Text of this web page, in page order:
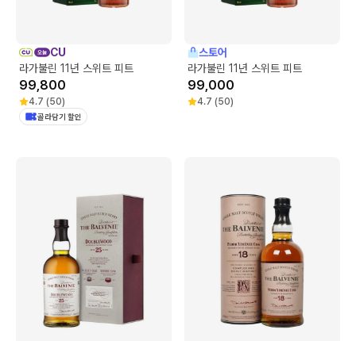
CU
라가불린 11년 스위트 피트
99,800
4.7 (50)
골라담기 할인
스토어
라가불린 11년 스위트 피트
99,000
4.7 (50)